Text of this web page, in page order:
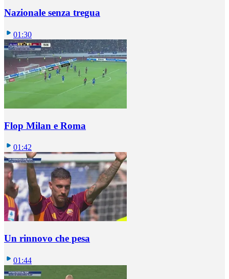
Nazionale senza tregua
01:30
Flop Milan e Roma
01:42
Un rinnovo che pesa
01:44